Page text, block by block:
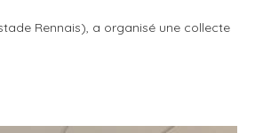
Rennais), a organisé une collecte